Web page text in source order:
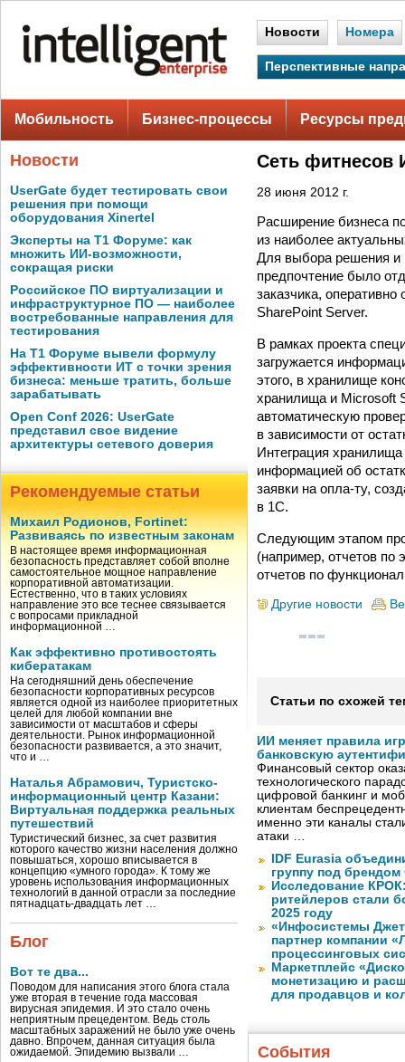
Новости Номера
Перспективные
Мобильность Бизнес-процессы Ресурсы
Новости
UserGate будет тестировать свои
решения при помощи
оборудования Xinertel
Эксперты на Т1 Форуме: как
множить ИИ-возможности,
сокращая риски
Российское ПО виртуализации и
инфраструктурное ПО — наиболее
востребованные направления для
тестирования
На Т1 Форуме вывели формулу
эффективности ИТ с точки зрения
бизнеса: меньше тратить, больше
зарабатывать
Open Conf 2026: UserGate
представил свое видение
архитектуры сетевого доверия
Рекомендуемые статьи
Михаил Родионов, Fortinet:
Развиваясь по известным законам
В настоящее время информационная
безопасность представляет собой вполне
самостоятельное мощное направление
корпоративной автоматизации.
Естественно, что в таких условиях
направление это все теснее связывается
с вопросами прикладной
информационной …
Как эффективно противостоять
кибератакам
На сегодняшний день обеспечение
безопасности корпоративных ресурсов
является одной из наиболее приоритетных
целей для любой компании вне
зависимости от масштабов и сферы
деятельности. Рынок информационной
безопасности развивается, а это значит,
что и …
Наталья Абрамович, Туристско-
информационный центр Казани:
Виртуальная поддержка реальных
путешествий
Туристический бизнес, за счет развития
которого качество жизни населения должно
повышаться, хорошо вписывается в
концепцию «умного города». К тому же
уровень использования информационных
технологий в данной отрасли за последние
пятнадцать-двадцать лет …
Блог
Вот те два...
Поводом для написания этого блога стала
уже вторая в течение года массовая
вирусная эпидемия. И это стало очень
неприятным прецедентом. Ведь столь
масштабных заражений не было уже очень
давно. Впрочем, данная ситуация была
ожидаемой. Эпидемию вызвали …
Сеть фитнесов
28 июня 2012 г.
Расширение бизнеса
из наиболее
Для выбора решения и
предпочтение было
заказчика,
SharePoint Server.
В рамках проекта
загружается
этого, в хранилище
хранилища и Microsoft
автоматическую
в зависимости от
Интеграция
информацией об
заявки на опла-ту,
в 1С.
Следующим этапом
(например, отчетов по
отчетов по
Другие новости
Статьи по схожей
ИИ меняет правила
банковскую
Финансовый сектор
технологического
цифровой банкинг и
клиентам
именно эти каналы
атаки …
IDF Eurasia
группу под
Исследование
ритейлеров стали
2025 году
«Инфосистемы
партнер компании
процессинговых
Маркетплейс
монетизацию и
для продавцов и
События